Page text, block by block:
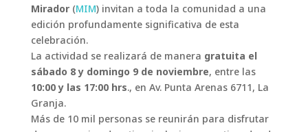
Mirador(MIM) invitan a toda la comunidad a una
edición profundamente significativa de esta
celebración.
La actividad se realizará de manera gratuita el
sábado 8 y domingo 9 de noviembre, entre las
10:00 y las 17:00 hrs., en Av. Punta Arenas 6711, La
Granja.
Más de 10 mil personas se reunirán para disfrutar